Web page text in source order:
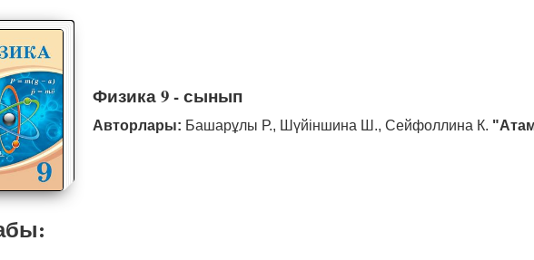
Физика 9 - сынып
Авторлары: Башарұлы Р., Шүйіншина Ш., Сейфоллина К.